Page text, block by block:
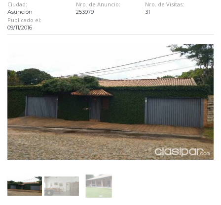
Ciudad:
Asunción
Nro. de Anuncio:
253979
Nro. de Visitas:
31
Publicado el:
09/11/2016